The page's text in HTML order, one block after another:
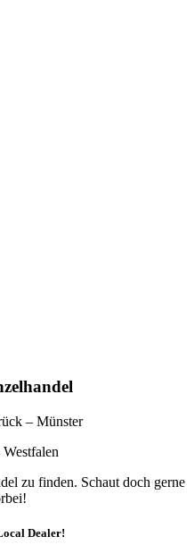
– Münster
zu finden. Schaut doch gerne
Dealer!